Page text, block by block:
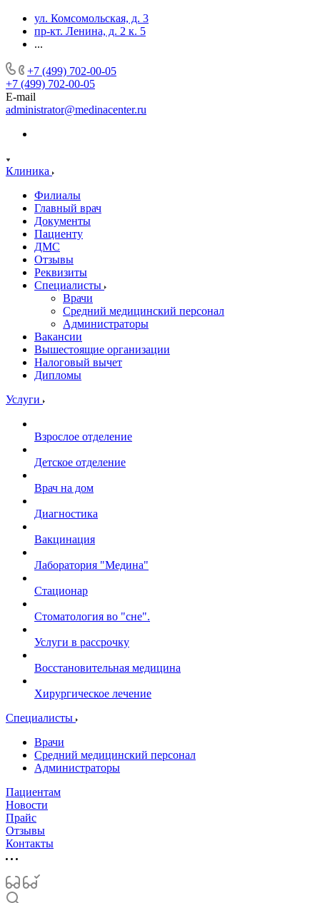
ул. Комсомольская, д. 3
пр-кт. Ленина, д. 2 к. 5
...
+7 (499) 702-00-05
+7 (499) 702-00-05
E-mail
administrator@medinacenter.ru
Клиника
Филиалы
Главный врач
Документы
Пациенту
ДМС
Отзывы
Реквизиты
Специалисты
Врачи
Средний медицинский персонал
Администраторы
Вакансии
Вышестоящие организации
Налоговый вычет
Дипломы
Услуги
Взрослое отделение
Детское отделение
Врач на дом
Диагностика
Вакцинация
Лаборатория "Медина"
Стационар
Стоматология во "сне".
Услуги в рассрочку
Восстановительная медицина
Хирургическое лечение
Специалисты
Врачи
Средний медицинский персонал
Администраторы
Пациентам
Новости
Прайс
Отзывы
Контакты